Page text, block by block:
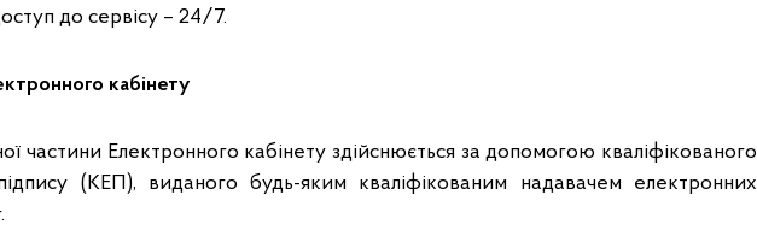
до сервісу – 24/7.
кабінету
частини Електронного кабінету здійснюється за допомогою кваліфікованого
(КЕП), виданого будь-яким кваліфікованим надавачем електронних